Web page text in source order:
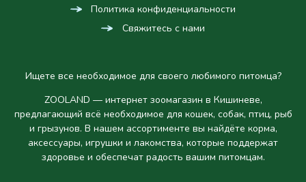
Политика конфиденциальности
Свяжитесь с нами
Ищете все необходимое для своего любимого питомца?
ZOOLAND — интернет зоомагазин в Кишиневе,
предлагающий всё необходимое для кошек, собак, птиц, рыб
и грызунов. В нашем ассортименте вы найдёте корма,
аксессуары, игрушки и лакомства, которые поддержат
здоровье и обеспечат радость вашим питомцам.